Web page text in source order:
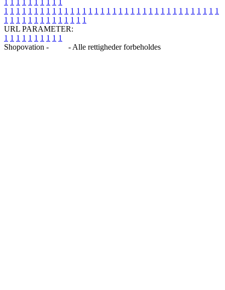
1 1 1 1 1 1 1 1 1 1 1 1 1 1 1 1 1 1 1 1 1 1 1 1 1 1 1 1 1 1 1 1 1 1 1 1
1 1 1 1 1 1 1 1 1 1 1 1 1 1
URL PARAMETER:
1 1 1 1 1 1 1 1 1 1
Shopovation -
- Alle rettigheder forbeholdes